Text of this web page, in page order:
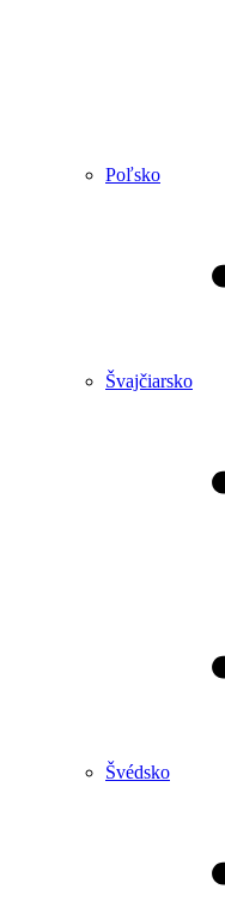
Poľsko
Švajčiarsko
Švédsko